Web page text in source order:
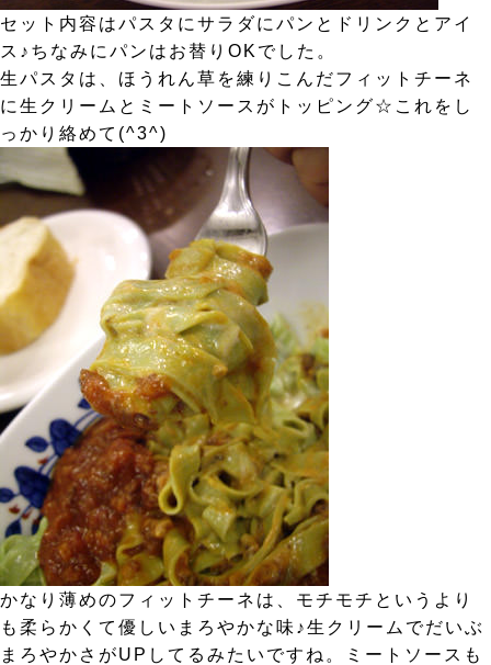
セット内容はパスタにサラダにパンとドリンクとアイ
ス♪ちなみにパンはお替りOKでした。
生パスタは、ほうれん草を練りこんだフィットチーネ
に生クリームとミートソースがトッピング☆これをし
っかり絡めて(^3^)
かなり薄めのフィットチーネは、モチモチというより
も柔らかくて優しいまろやかな味♪生クリームでだいぶ
まろやかさがUPしてるみたいですね。ミートソースも